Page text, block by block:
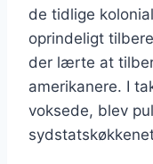
de tidlige
oprindeligt
der lærte at
amerikanere. I
voksede, blev